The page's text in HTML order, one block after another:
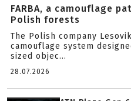
FARBA, a camouflage
Polish forests
The Polish company
camouflage system
sized objec...
28.07.2026